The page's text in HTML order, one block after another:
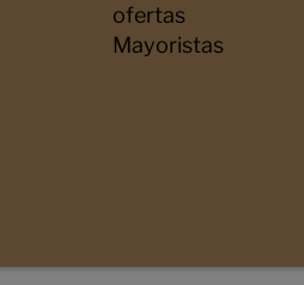
ofertas
Mayoristas